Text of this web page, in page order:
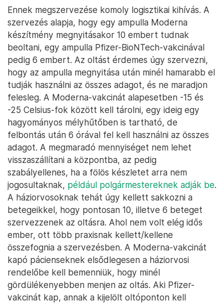
Ennek megszervezése komoly logisztikai kihívás. A
szervezés alapja, hogy egy ampulla Moderna
készítmény megnyitásakor 10 embert tudnak
beoltani, egy ampulla Pfizer-BioNTech-vakcinával
pedig 6 embert. Az oltást érdemes úgy szervezni,
hogy az ampulla megnyitása után minél hamarabb el
tudják használni az összes adagot, és ne maradjon
felesleg. A Moderna-vakcinát alapesetben -15 és
-25 Celsius-fok között kell tárolni, egy ideig egy
hagyományos mélyhűtőben is tartható, de
felbontás után 6 órával fel kell használni az összes
adagot. A megmaradó mennyiséget nem lehet
visszaszállítani a központba, az pedig
szabályellenes, ha a fölös készletet arra nem
jogosultaknak, például polgármestereknek adják be.
A háziorvosoknak tehát úgy kellett sakkozni a
betegeikkel, hogy pontosan 10, illetve 6 beteget
szervezzenek az oltásra. Ahol nem volt elég idős
ember, ott több praxisnak kellett/kellene
összefognia a szervezésben. A Moderna-vakcinát
kapó pácienseknek elsődlegesen a háziorvosi
rendelőbe kell bemenniük, hogy minél
gördülékenyebben menjen az oltás. Aki Pfizer-
vakcinát kap, annak a kijelölt oltóponton kell